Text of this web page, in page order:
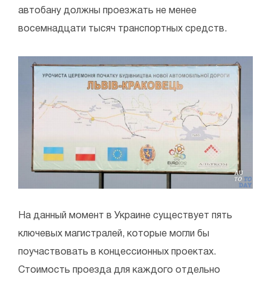
автобану должны проезжать не менее
восемнадцати тысяч транспортных средств.
На данный момент в Украине существует пять
ключевых магистралей, которые могли бы
поучаствовать в концессионных проектах.
Стоимость проезда для каждого отдельно